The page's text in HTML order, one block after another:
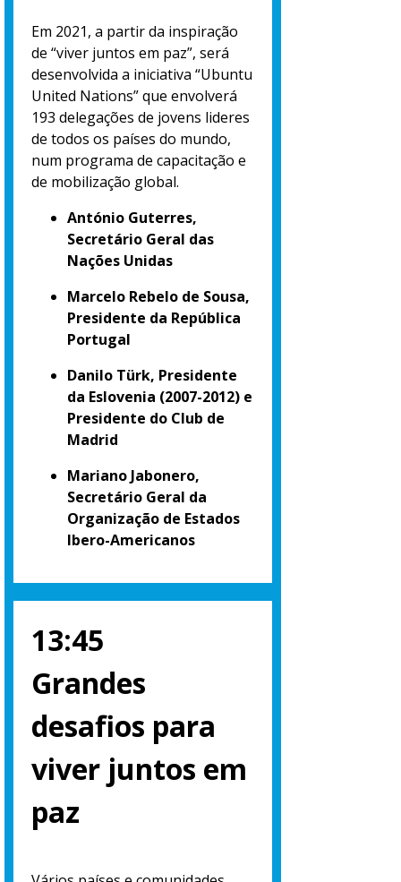
Em 2021, a partir da inspiração
de “viver juntos em paz”, será
desenvolvida a iniciativa “Ubuntu
United Nations” que envolverá
193 delegações de jovens lideres
de todos os países do mundo,
num programa de capacitação e
de mobilização global.
António Guterres,
Secretário Geral das
Nações Unidas
Marcelo Rebelo de Sousa,
Presidente da República
Portugal
Danilo Türk, Presidente
da Eslovenia (2007-2012) e
Presidente do Club de
Madrid
Mariano Jabonero,
Secretário Geral da
Organização de Estados
Ibero-Americanos
13:45
Grandes
desafios para
viver juntos em
paz